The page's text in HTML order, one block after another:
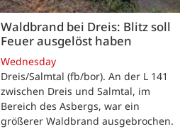
Waldbrand bei Dreis: Blitz soll
Feuer ausgelöst haben
Wednesday
Dreis/Salmtal (fb/bor). An der L 141
zwischen Dreis und Salmtal, im
Bereich des Asbergs, war ein
größerer Waldbrand ausgebrochen.